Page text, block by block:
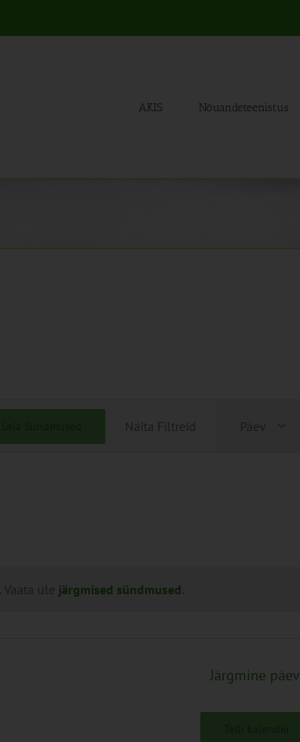
AKIS Nõuandeteenistus
üle järgmised sündmused
Näita Filtreid
Views
Päev
Järgmine päev